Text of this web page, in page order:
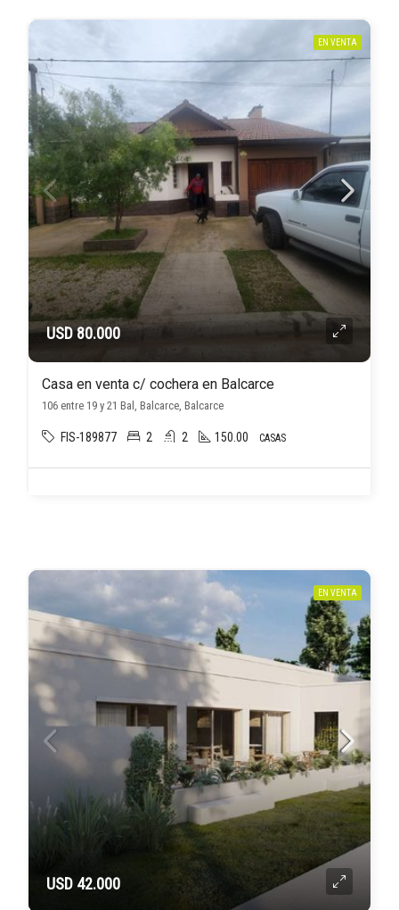
EN VENTA
USD 80.000
Casa en venta c/ cochera en Balcarce
106 entre 19 y 21 Bal, Balcarce, Balcarce
FIS-189877 2 2 150.00 CASAS
EN VENTA
USD 42.000